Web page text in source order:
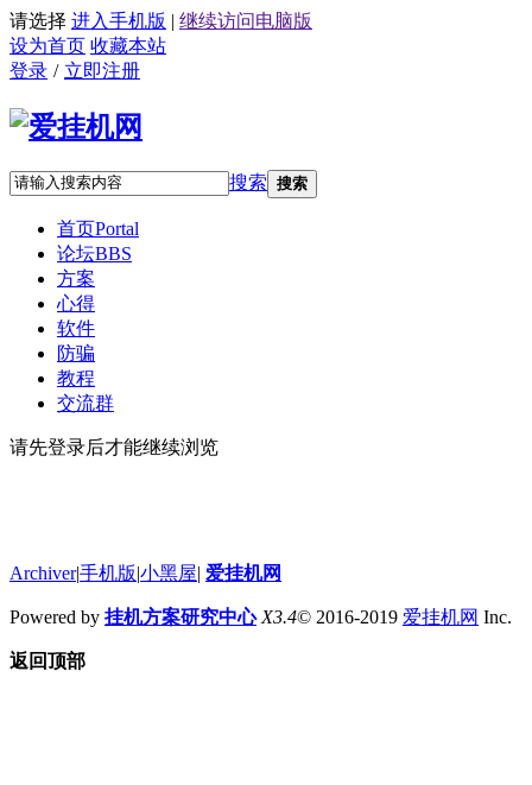
请选择 进入手机版 | 继续访问电脑版
设为首页 收藏本站
登录 / 立即注册
搜索 搜索
首页Portal
论坛BBS
方案
心得
软件
防骗
教程
交流群
请先登录后才能继续浏览
Archiver|手机版|小黑屋| 爱挂机网
Powered by 挂机方案研究中心 X3.4© 2016-2019 爱挂机网 Inc.
返回顶部